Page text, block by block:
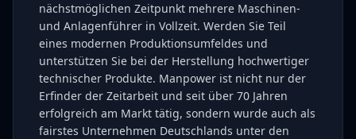
nächstmöglichen Zeitpunkt mehrere Maschinen-
und Anlagenführer in Vollzeit. Werden Sie Teil
eines modernen Produktionsumfeldes und
unterstützen Sie bei der Herstellung hochwertiger
technischer Produkte. Manpower ist nicht nur der
Erfinder der Zeitarbeit und seit über 70 Jahren
erfolgreich am Markt tätig, sondern wurde auch als
fairstes Unternehmen Deutschlands unter den